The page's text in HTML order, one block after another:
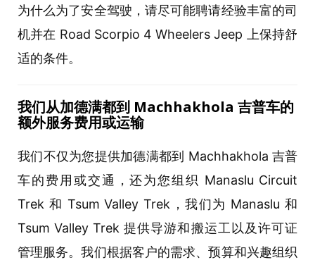
为什么为了安全驾驶，请尽可能聘请经验丰富的司
机并在 Road Scorpio 4 Wheelers Jeep 上保持舒
适的条件。
我们从加德满都到 Machhakhola 吉普车的
额外服务费用或运输
我们不仅为您提供加德满都到 Machhakhola 吉普
车的费用或交通，还为您组织 Manaslu Circuit
Trek 和 Tsum Valley Trek，我们为 Manaslu 和
Tsum Valley Trek 提供导游和搬运工以及许可证
管理服务。我们根据客户的需求、预算和兴趣组织